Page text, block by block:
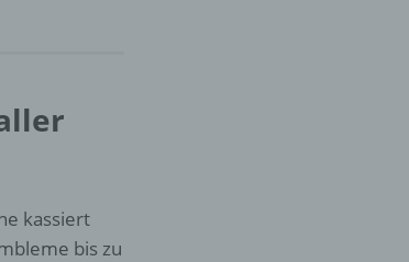
kassiert
bis zu